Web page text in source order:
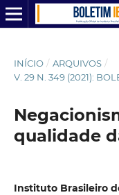
INÍCIO / ARQUIVOS /
V. 29 N. 349 (2021):
qualidade
Instituto Brasileiro